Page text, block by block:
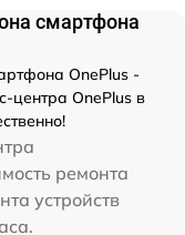
смартфона
OnePlus -
центра OnePlus в
ремонта
устройств